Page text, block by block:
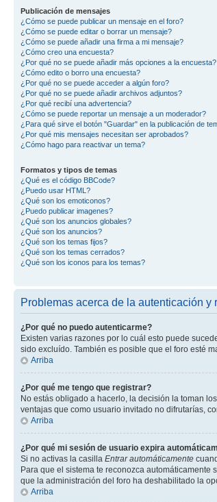
Publicación de mensajes
¿Cómo se puede publicar un mensaje en el foro?
¿Cómo se puede editar o borrar un mensaje?
¿Cómo se puede añadir una firma a mi mensaje?
¿Cómo creo una encuesta?
¿Por qué no se puede añadir más opciones a la encuesta?
¿Cómo edito o borro una encuesta?
¿Por qué no se puede acceder a algún foro?
¿Por qué no se puede añadir archivos adjuntos?
¿Por qué recibí una advertencia?
¿Cómo se puede reportar un mensaje a un moderador?
¿Para qué sirve el botón "Guardar" en la publicación de
¿Por qué mis mensajes necesitan ser aprobados?
¿Cómo hago para reactivar un tema?
Formatos y tipos de temas
¿Qué es el código BBCode?
¿Puedo usar HTML?
¿Qué son los emoticonos?
¿Puedo publicar imagenes?
¿Qué son los anuncios globales?
¿Qué son los anuncios?
¿Qué son los temas fijos?
¿Qué son los temas cerrados?
¿Qué son los iconos para los temas?
Problemas acerca de la autenticación y
¿Por qué no puedo autenticarme?
Existen varias razones por lo cuál esto puede
sido excluído. También es posible que el foro esté
Arriba
¿Por qué me tengo que registrar?
No estás obligado a hacerlo, la decisión la toman
ventajas que como usuario invitado no difrutarías,
Arriba
¿Por qué mi sesión de usuario expira
Si no activas la casilla Entrar automáticamente
Para que el sistema te reconozca
que la administración del foro ha deshabilitado la
Arriba